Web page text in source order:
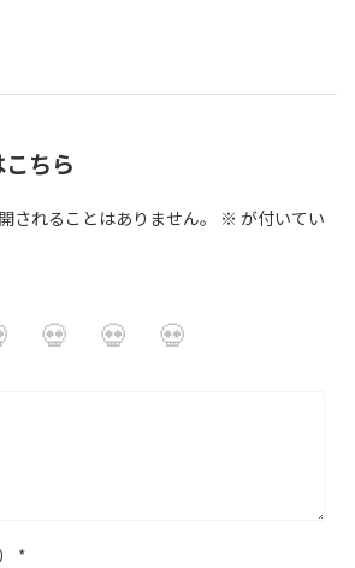
ちら
されることはありません。 ※ が付いてい
*